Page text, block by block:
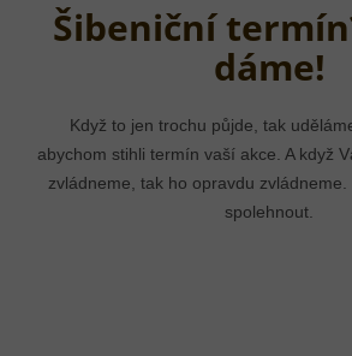
Šibeniční
dáme!
Když to jen trochu půjde, tak
abychom stihli termín vaší akce. A když
zvládneme, tak ho opravdu
spolehnout.